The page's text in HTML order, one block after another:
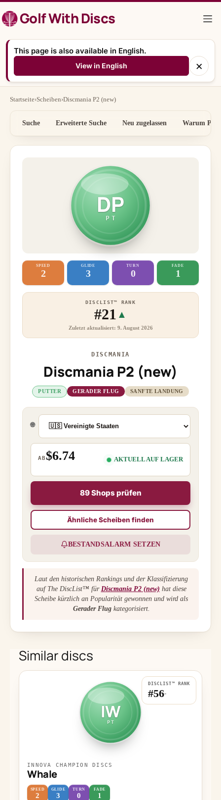
Inhalt
springenGolf With Discs
This page is also available in English.
View in English ×
Startseite›Scheiben›Discmania P2 (new)
Suche Erweiterte Suche Neu zugelassen Warum
DP
PT
SPEED
2
GLIDE
3
TURN
0
FADE
1
DISCLIST™ RANK
#21 ▲
Zuletzt aktualisiert: 9. August 2026
DISCMANIA
Discmania P2 (new)
PUTTER GERADER FLUG SANFTE LANDUNG
🌐
AB$6.74 AKTUELL AUF LAGER
89 Shops prüfen
Ähnliche Scheiben finden
BESTANDSALARM SETZEN
Laut den historischen Rankings und der Klassifizierung
auf The DiscList™ für Discmania P2 (new) hat diese
Scheibe kürzlich an Popularität gewonnen und wird als
Gerader Flugkategorisiert.
Similar discs
IW
PT
DISCLIST™ RANK
#56-
INNOVA CHAMPION DISCS
Whale
SPEED
2
GLIDE
3
TURN
0
FADE
1